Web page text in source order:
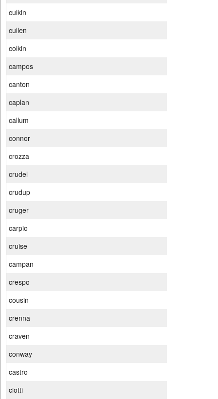
culkin
cullen
colkin
campos
canton
caplan
callum
connor
crozza
crudel
crudup
cruger
carpio
cruise
campan
crespo
cousin
crenna
craven
conway
castro
ciotti